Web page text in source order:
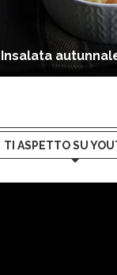
Insalata
TI ASPETTO SU